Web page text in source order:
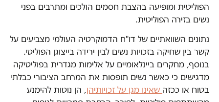
הפוליטית ומופיעה בהצבת חסמים הולכים ומתרבים בפני
נשים בזירה הפוליטית.
נתונים השוואתיים של דו"ח הדמוקרטיה העולמי מצביעים על
קשר בין שחיקה בזכויות נשים לבין ירידה בייצוגן הפוליטי.
בנוסף, מחקרים ביינלאומיים על אלימות מגדרית בפוליטיקה
מדגישים כי כאשר נשים תופסות את המרחב הציבורי כבלתי
בטוח או ככזה שאינו מגן על זכויותיהן, הן נוטות להימנע